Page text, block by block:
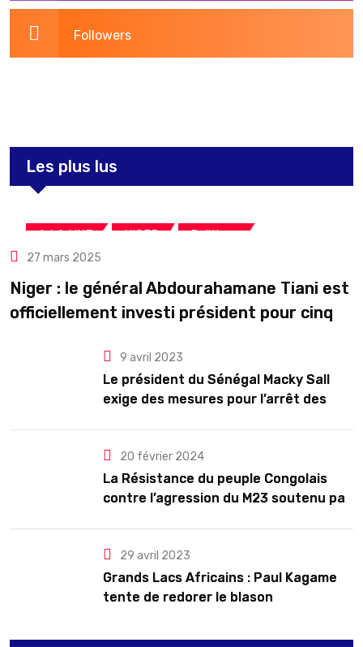
Followers
Les plus lus
A LA UNE NIGER Politique
27 mars 2025
Niger : le général Abdourahamane Tiani est
officiellement investi président pour cinq
9 avril 2023
Le président du Sénégal Macky Sall
exige des mesures pour l’arrêt des
20 février 2024
La Résistance du peuple Congolais
contre l’agression du M23 soutenu par
29 avril 2023
Grands Lacs Africains : Paul Kagame
tente de redorer le blason